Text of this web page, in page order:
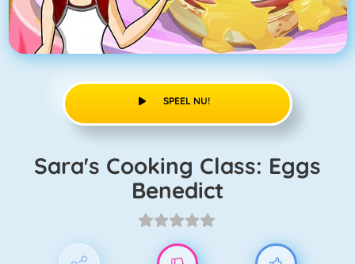
SPEEL NU!
Sara's Cooking Class: Eggs
Benedict